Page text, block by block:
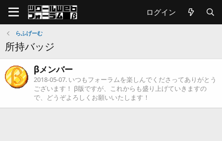
ログイン
らふげーむ
所持バッジ
βメンバー
2018-05-07. いつもフォーラムを楽しんでくださってありがとう
ございます！ β版ですが、これからも盛り上げていきますの
で、どうぞよろしくお願いいたします！